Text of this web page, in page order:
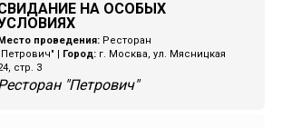
НА ОСОБЫХ
Место проведения: Ресторан
Город: г. Москва, ул. Мясницкая
стр. 3
"Петрович"